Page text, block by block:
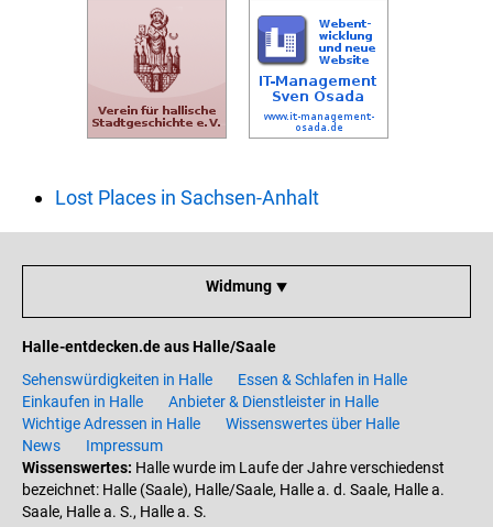
Lost Places in Sachsen-Anhalt
Widmung ⯆
Halle-entdecken.de aus Halle/Saale
Sehenswürdigkeiten in Halle
Essen & Schlafen in Halle
Einkaufen in Halle
Anbieter & Dienstleister in Halle
Wichtige Adressen in Halle
Wissenswertes über Halle
News
Impressum
Wissenswertes: Halle wurde im Laufe der Jahre verschiedenst
bezeichnet: Halle (Saale), Halle/Saale, Halle a. d. Saale, Halle a.
Saale, Halle a. S., Halle a. S.